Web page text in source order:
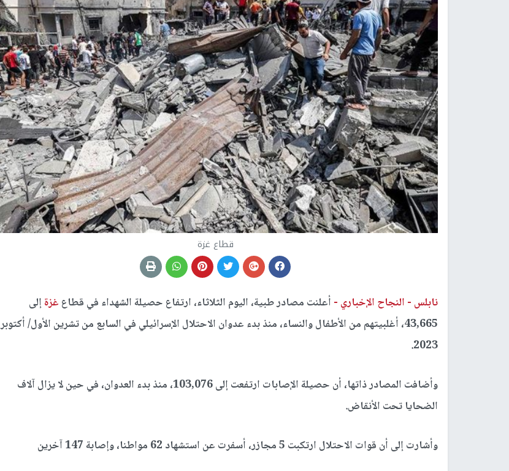
قطاع غزة
نابلس - النجاح الإخباري - أعلنت مصادر طبية، اليوم الثلاثاء، ارتفاع حصيلة الشهداء في قطاع غزةإلى
43,665، أغلبيتهم من الأطفال والنساء، منذ بدء عدوان الاحتلال الإسرائيلي في السابع من تشرين الأول/ أكتوبر
2023.
وأضافت المصادر ذاتها، أن حصيلة الإصابات ارتفعت إلى 103,076، منذ بدء العدوان، في حين لا يزال آلاف
الضحايا تحت الأنقاض.
وأشارت إلى أن قوات الاحتلال ارتكبت 5 مجازر، أسفرت عن استشهاد 62 مواطنا، وإصابة 147 آخرين